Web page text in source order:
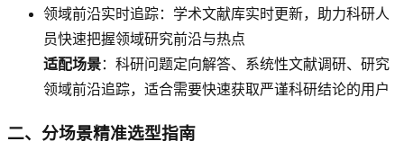
领域前沿实时追踪：学术文献库实时更新，助力科研人
员快速把握领域研究前沿与热点
适配场景：科研问题定向解答、系统性文献调研、研究
领域前沿追踪，适合需要快速获取严谨科研结论的用户
二、分场景精准选型指南